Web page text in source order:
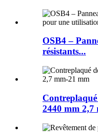
OSB4 –
résistants...
2440 mm 2,7